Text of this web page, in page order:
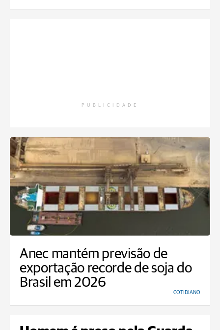
PUBLICIDADE
Anec mantém previsão de
exportação recorde de soja do
Brasil em 2026
COTIDIANO